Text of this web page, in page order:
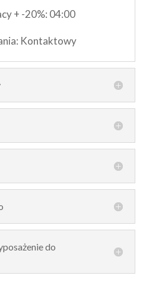
+ -20%: 04:00
Kontaktowy
do